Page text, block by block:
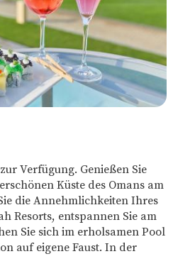
Verfügung. Genießen Sie
Küste des Omans am
die Annehmlichkeiten Ihres
Resorts, entspannen Sie am
Sie sich im erholsamen Pool
auf eigene Faust. In der